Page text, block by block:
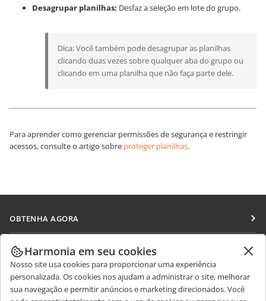
Desagrupar planilhas: Desfaz a seleção em lote do grupo.
Dica: Você também pode desagrupar as planilhas
clicando duas vezes sobre qualquer aba do grupo ou
clicando em uma planilha que não faça parte dele.
Para aprender como gerenciar permissões de segurança e restringir
acessos, consulte o artigo sobre proteger planilhas.
OBTENHA AGORA
Docs
DocSpace
Workspace
Conectores
COLABORAR
Para colaboradores
Para tradutores
RECEBA NOTÍCIAS
Blog
Harmonia em seu cookies
Nosso site usa cookies para proporcionar uma experiência
personalizada. Os cookies nos ajudam a administrar o site, melhorar
sua navegação e permitir anúncios e marketing direcionados. Você